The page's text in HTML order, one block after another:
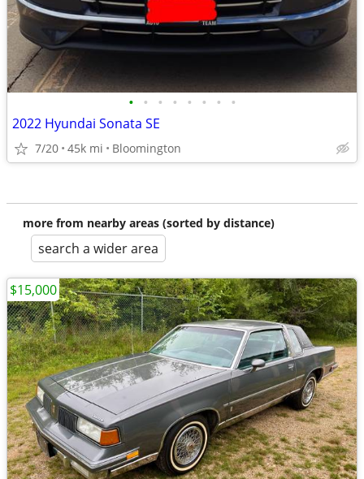
• • • • • • • •
2022 Hyundai Sonata SE
7/20 45k mi Bloomington
more from nearby areas (sorted by distance)
search a wider area
$15,000